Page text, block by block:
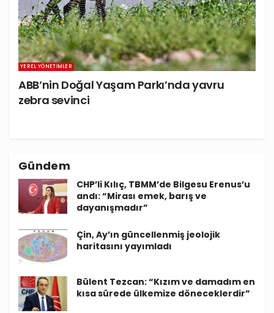
YEREL YÖNETIMLER
ABB’nin Doğal Yaşam Parkı’nda yavru
zebra sevinci
Gündem
CHP’li Kılıç, TBMM’de Bilgesu Erenus’u
andı: “Mirası emek, barış ve
dayanışmadır”
Çin, Ay’ın güncellenmiş jeolojik
haritasını yayımladı
Bülent Tezcan: “Kızım ve damadım en
kısa sürede ülkemize döneceklerdir”